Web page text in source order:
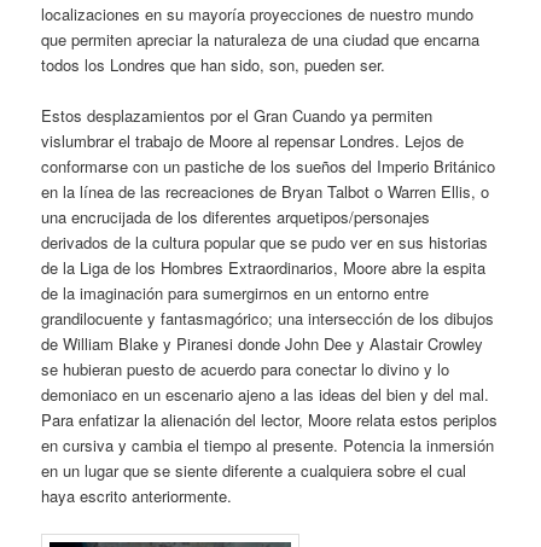
localizaciones en su mayoría proyecciones de nuestro mundo
que permiten apreciar la naturaleza de una ciudad que encarna
todos los Londres que han sido, son, pueden ser.
Estos desplazamientos por el Gran Cuando ya permiten
vislumbrar el trabajo de Moore al repensar Londres. Lejos de
conformarse con un pastiche de los sueños del Imperio Británico
en la línea de las recreaciones de Bryan Talbot o Warren Ellis, o
una encrucijada de los diferentes arquetipos/personajes
derivados de la cultura popular que se pudo ver en sus historias
de la Liga de los Hombres Extraordinarios, Moore abre la espita
de la imaginación para sumergirnos en un entorno entre
grandilocuente y fantasmagórico; una intersección de los dibujos
de William Blake y Piranesi donde John Dee y Alastair Crowley
se hubieran puesto de acuerdo para conectar lo divino y lo
demoniaco en un escenario ajeno a las ideas del bien y del mal.
Para enfatizar la alienación del lector, Moore relata estos periplos
en cursiva y cambia el tiempo al presente. Potencia la inmersión
en un lugar que se siente diferente a cualquiera sobre el cual
haya escrito anteriormente.